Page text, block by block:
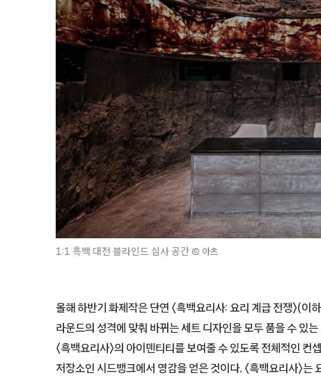
1:1 흑백 대전 블라인드 심사 공간 © 아츠
올해 하반기 화제작은 단연 〈흑백요리사: 요리 계급 전쟁〉(이
라운드의 성격에 맞춰 바뀌는 세트 디자인을 모두 품을 수 있
〈흑백요리사〉의 아이덴티티를 보여줄 수 있도록 전체적인 컨
저장소인 시드뱅크에서 영감을 얻은 것이다. 〈흑백요리사〉